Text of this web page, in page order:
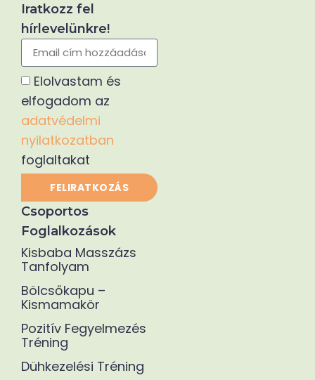
Iratkozz fel
hírlevelünkre!
Elolvastam és
elfogadom az
adatvédelmi
nyilatkozatban
foglaltakat
FELIRATKOZÁS
Alternative:
Csoportos
Foglalkozások
Kisbaba Masszázs
Tanfolyam
Bölcsőkapu –
Kismamakör
Pozitív Fegyelmezés
Tréning
Dühkezelési Tréning